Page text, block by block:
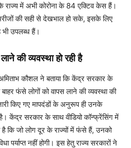
राज्य में अभी कोरोना के 84 एक्टिव केस हैं।
की सही से देखभाल हो सके, इसके लिए
उपलब्ध हैं।
की व्यवस्था हो रही है
कौशल ने बताया कि केंद्र सरकार के
फंसे लोगों को वापस लाने की व्यवस्था की
किए गए मापदंडों के अनुरूप ही उनके
केंद्र सरकार के साथ वीडियो कॉन्फ्रेंसिंग में
है कि जो लोग दूर के राज्यों में फंसे हैं, उनको
पर्याप्त नहीं होगी। इस हेतु राज्य सरकारों ने